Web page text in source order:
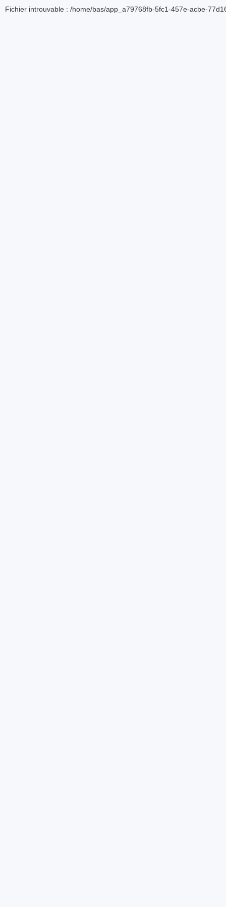
Fichier introuvable : /home/bas/app_a79768fb-5fc1-457e-acbe-